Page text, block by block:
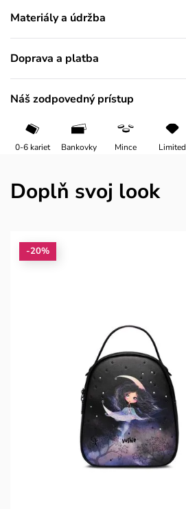
Materiály a údržba
Doprava a platba
Náš zodpovedný prístup
0-6 kariet Bankovky Mince Limited
Doplň svoj look
-20%